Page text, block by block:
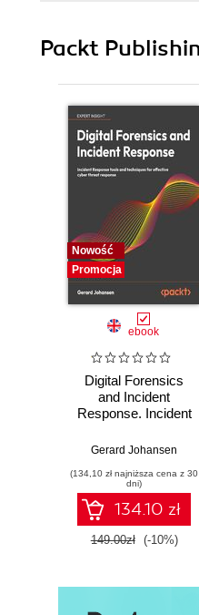
8. Implementing
10. KIE Workbench
Systems
11. Appendix A
Packt
Nowość
Promocja
ebook
Digital Forensics
and Incident
Response. Incident
and techniques for
threat response -
Fourth Edition
Gerard Johansen
(134,10 zł najniższa cena z 30
dni)
134.10 zł
149.00zł (-10%)